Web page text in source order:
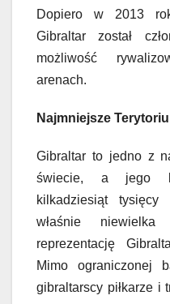
Dopiero w 2013
Gibraltar został
możliwość
arenach.
Najmniejsze
Gibraltar to jedno z
świecie, a jego
kilkadziesiąt tysięcy
właśnie
reprezentację
Mimo ograniczonej
gibraltarscy piłkarze i